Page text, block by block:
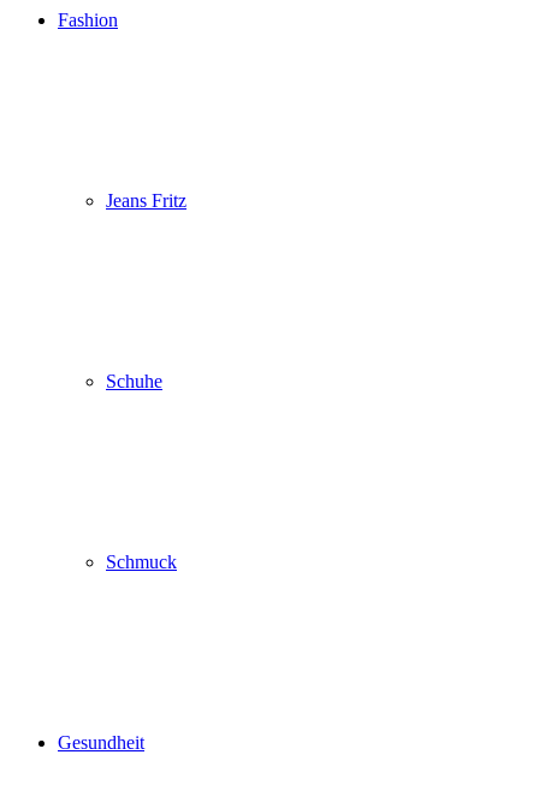
Fashion
Jeans Fritz
Schuhe
Schmuck
Gesundheit